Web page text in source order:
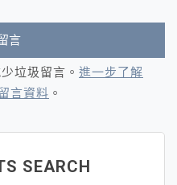
垃圾留言。 進一步了解
言資料 。
SEARCH